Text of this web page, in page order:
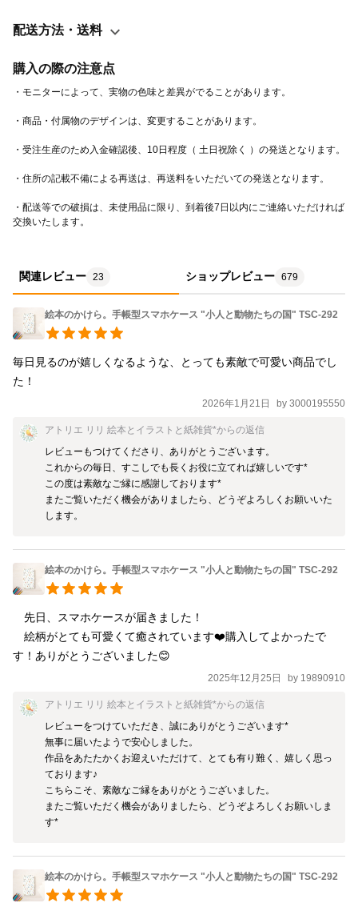
iPhone 16 Pro - iPhone 16 Pro Max - iPhone 16 Plus - iPhone
Air - iPhone 17e - Android S ( 適合サイズ：133 × 65mm ) -
Android M ( 適合サイズ：150 × 80mm ) - Android L ( 適合サイ
選択してください。 iPhone Plus / iPhone Max / iPhone 16e /
iPhone 17e / iPhone 17 Air / Android L は、追加料金 500円にて注
前にお気軽にご相談ください。 ＊素材のこと
手帳部分：ポリウレタン/ オフホワイト 留め具：マグ
ネット *´‘` *´‘` *´‘` *´‘` * －designed by Atelier RiLi | アトリエ リ
配送方法・送料
購入の際の注意点
・配送等での破損は、未使用品に限り、到着後7日以内にご連絡いただければ
交換いたします。
関連レビュー 23 ショップレビュー 679
絵本のかけら。手帳型スマホケース "小人と動物たちの国" TSC-292
毎日見るのが嬉しくなるような、とっても素敵で可愛い商品でし
た！
2026年1月21日 by 3000195550
アトリエ リリ 絵本とイラストと紙雑貨*からの返信
レビューもつけてくださり、ありがとうございます。
これからの毎日、すこしでも長くお役に立てれば嬉しいです*
この度は素敵なご縁に感謝しております*
またご覧いただく機会がありましたら、どうぞよろしくお願いいた
します。
絵本のかけら。手帳型スマホケース "小人と動物たちの国" TSC-292
先日、スマホケースが届きました！
絵柄がとても可愛くて癒されています❤️購入してよかったで
す！ありがとうございました😊
2025年12月25日 by 19890910
アトリエ リリ 絵本とイラストと紙雑貨*からの返信
レビューをつけていただき、誠にありがとうございます*
無事に届いたようで安心しました。
作品をあたたかくお迎えいただけて、とても有り難く、嬉しく思っ
ております♪
こちらこそ、素敵なご縁をありがとうございました。
またご覧いただく機会がありましたら、どうぞよろしくお願いしま
す*
絵本のかけら。手帳型スマホケース "小人と動物たちの国" TSC-292